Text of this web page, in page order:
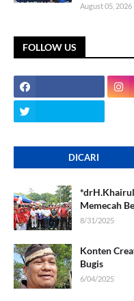
August 05, 2026
FOLLOW US
DICARI
Memecah
8/31/2025
Konten
Bugis
6/04/2025